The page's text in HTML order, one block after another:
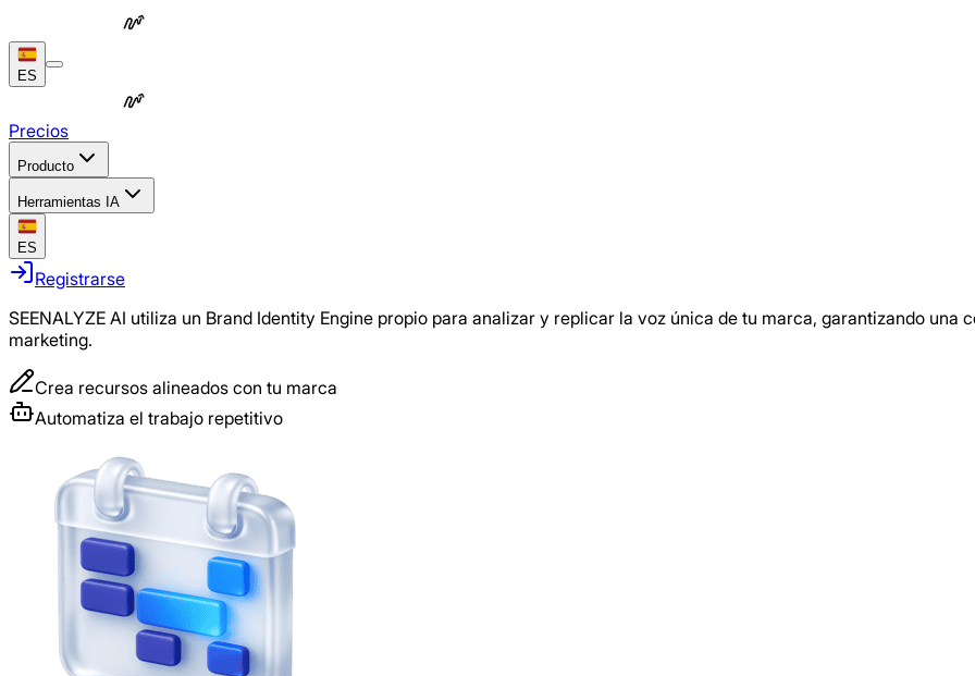
ES
Precios
Producto
Herramientas IA
ES
Registrarse
SEENALYZE AI utiliza un Brand Identity Engine propio para analizar y replicar la voz única de tu marca, garantizando
marketing.
Crea recursos alineados con tu marca
Automatiza el trabajo repetitivo